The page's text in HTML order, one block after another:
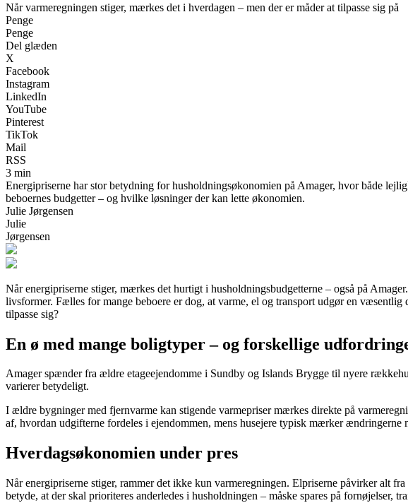
Når varmeregningen stiger, mærkes det i hverdagen – men der er måder at tilpasse sig på
Penge
Penge
Del glæden
X
Facebook
Instagram
LinkedIn
YouTube
Pinterest
TikTok
Mail
RSS
3 min
Energipriserne har stor betydning for husholdningsøkonomien på Amager, hvor både
beboernes budgetter – og hvilke løsninger der kan lette økonomien.
Julie Jørgensen
Julie
Jørgensen
Når energipriserne stiger, mærkes det hurtigt i husholdningsbudgetterne – også på
livsformer. Fælles for mange beboere er dog, at varme, el og transport udgør en
tilpasse sig?
En ø med mange boligtyper – og forskellige
Amager spænder fra ældre etageejendomme i Sundby og Islands Brygge til nyere
varierer betydeligt.
I ældre bygninger med fjernvarme kan stigende varmepriser mærkes direkte på
af, hvordan udgifterne fordeles i ejendommen, mens husejere typisk mærker ændringerne
Hverdagsøkonomien under pres
Når energipriserne stiger, rammer det ikke kun varmeregningen. Elpriserne påvirker alt
betyde, at der skal prioriteres anderledes i husholdningen – måske spares på fornøjelser,